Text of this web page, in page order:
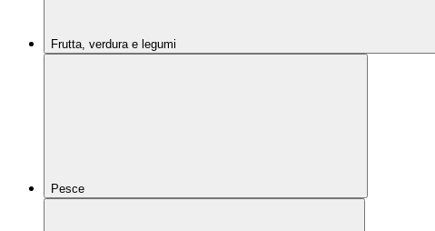
Frutta, verdura e legumi
Pesce